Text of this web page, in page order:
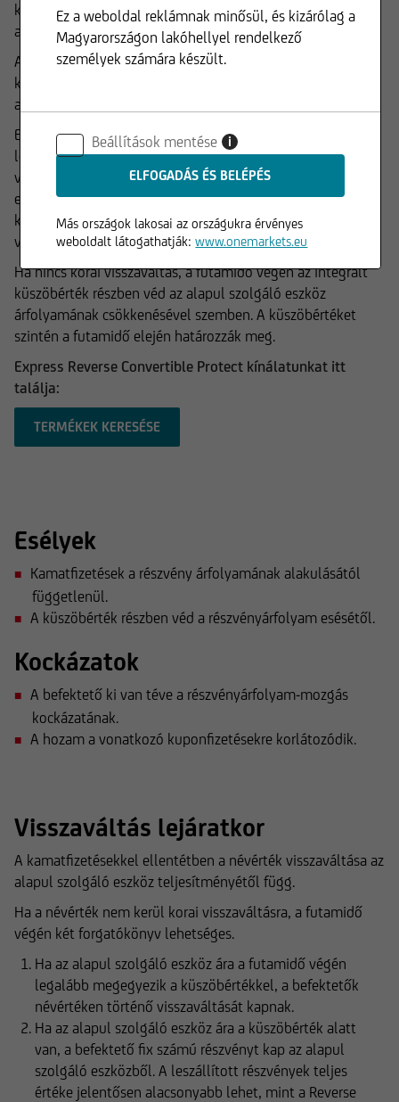
kiválasztására. Ezekben az időszakokban érdemes az
alternatív befektetéseket is megvizsgálni.
A Express Reverse Convertible Protect termékek fix
kamatfizetést kínálnak, függetlenül a részvényárfolyam
alakulásától.
Ezenkívül a szokásos korai visszaváltási napokon (Express)
lehetőség van a kötvényenként 1000 eurós névérték korai
visszaváltására. Ez akkor lehetséges, ha az alapul szolgáló
eszköz ára az adott korai megfigyelési napokon legalább a
kezdeti megfigyelési napon meghatározott megfelelő korai
visszaváltási szinten zárul.
Ha nincs korai visszaváltás, a futamidő végén az integrált
küszöbérték részben véd az alapul szolgáló eszköz
árfolyamának csökkenésével szemben. A küszöbértéket
szintén a futamidő elején határozzák meg.
Express Reverse Convertible Protect kínálatunkat itt
találja:
TERMÉKEK KERESÉSE
Esélyek
Kamatfizetések a részvény árfolyamának alakulásától
függetlenül.
A küszöbérték részben véd a részvényárfolyam esésétől.
Kockázatok
A befektető ki van téve a részvényárfolyam-mozgás
kockázatának.
A hozam a vonatkozó kuponfizetésekre korlátozódik.
Visszaváltás lejáratkor
A kamatfizetésekkel ellentétben a névérték visszaváltása az
alapul szolgáló eszköz teljesítményétől függ.
Ha a névérték nem kerül korai visszaváltásra, a futamidő
végén két forgatókönyv lehetséges.
Ha az alapul szolgáló eszköz ára a futamidő végén
legalább megegyezik a küszöbértékkel, a befektetők
névértéken történő visszaváltását kapnak.
Ha az alapul szolgáló eszköz ára a küszöbérték alatt
van, a befektető fix számú részvényt kap az alapul
szolgáló eszközből. A leszállított részvények teljes
értéke jelentősen alacsonyabb lehet, mint a Reverse
Ez a weboldal reklámnak minősül, és kizárólag a
Magyarországon lakóhellyel rendelkező
személyek számára készült.
Beállítások mentése i
Más országok lakosai az országukra érvényes
weboldalt látogathatják:www.onemarkets.eu